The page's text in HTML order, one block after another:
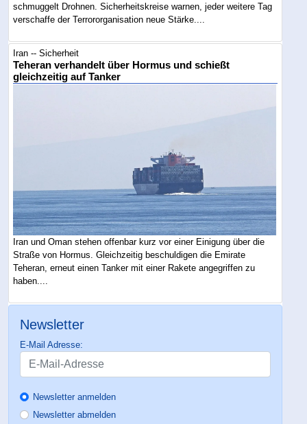
schmuggelt Drohnen. Sicherheitskreise warnen, jeder weitere Tag
verschaffe der Terrororganisation neue Stärke....
Iran -- Sicherheit
Teheran verhandelt über Hormus und schießt
gleichzeitig auf Tanker
Iran und Oman stehen offenbar kurz vor einer Einigung über die
Straße von Hormus. Gleichzeitig beschuldigen die Emirate
Teheran, erneut einen Tanker mit einer Rakete angegriffen zu
haben....
Newsletter
E-Mail Adresse:
Newsletter anmelden
Newsletter abmelden